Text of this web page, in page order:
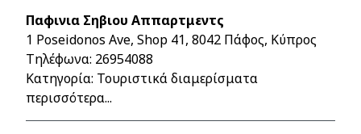
Παφινια Σηβιου Αππαρτμεντς
1 Poseidonos Ave, Shop 41, 8042 Πάφος, Κύπρος
Τηλέφωνα: 26954088
Κατηγορία: Τουριστικά διαμερίσματα
περισσότερα...